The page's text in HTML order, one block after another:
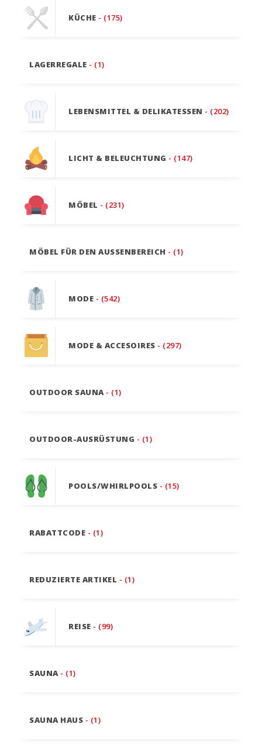
KÜCHE - (175)
LAGERREGALE - (1)
LEBENSMITTEL & DELIKATESSEN - (202)
LICHT & BELEUCHTUNG - (147)
MÖBEL - (231)
MÖBEL FÜR DEN AUSSENBEREICH - (1)
MODE - (542)
MODE & ACCESOIRES - (297)
OUTDOOR SAUNA - (1)
OUTDOOR-AUSRÜSTUNG - (1)
POOLS/WHIRLPOOLS - (15)
RABATTCODE - (1)
REDUZIERTE ARTIKEL - (1)
REISE - (99)
SAUNA - (1)
SAUNA HAUS - (1)